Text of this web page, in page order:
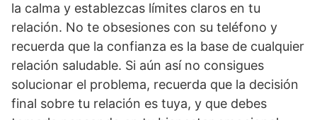
la calma y establezcas límites claros en tu
relación. No te obsesiones con su teléfono y
recuerda que la confianza es la base de cualquier
relación saludable. Si aún así no consigues
solucionar el problema, recuerda que la decisión
final sobre tu relación es tuya, y que debes